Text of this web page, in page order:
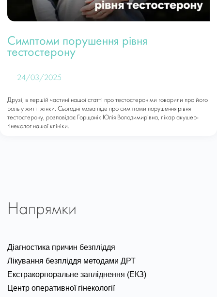
Симптоми порушення рівня
тестостерону
24/03/2025
Друзі, в першій частині нашої статті про тестостерон ми говорили про його
роль у житті жінки. Сьогодні мова піде про симптоми порушення рівня
тестостерону, розповідає Горщанік Юлія Володимирівна, лікар акушер-
гінеколог нашої клініки.
Напрямки
Діагностика причин безпліддя
Лікування безпліддя методами ДРТ
Екстракорпоральне запліднення (ЕКЗ)
Центр оперативної гінекології